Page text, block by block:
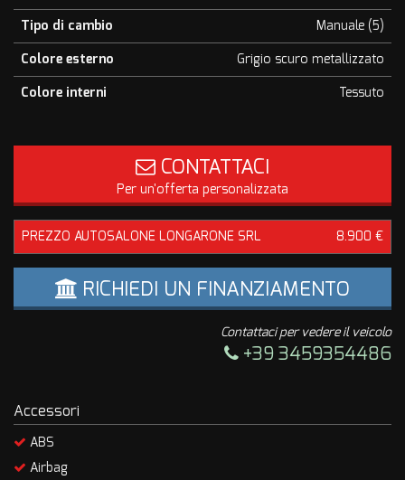
Tipo di cambio
Manuale (5)
Colore esterno
Grigio scuro metallizzato
Colore interni
Tessuto
CONTATTACI
Per un'offerta personalizzata
PREZZO AUTOSALONE LONGARONE SRL 8.900 €
RICHIEDI UN FINANZIAMENTO
Contattaci per vedere il veicolo
+39 3459354486
Accessori
ABS
Airbag